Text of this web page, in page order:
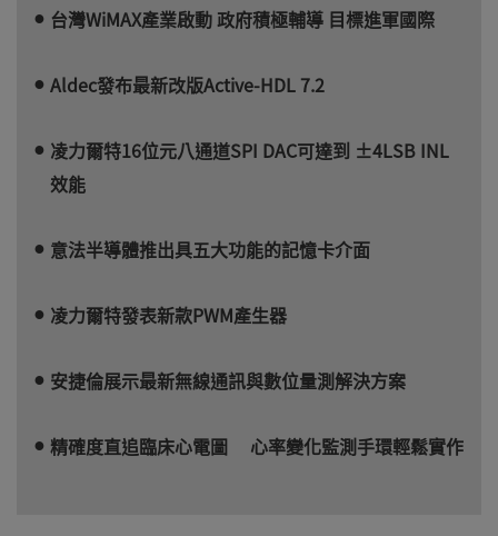
台灣WiMAX產業啟動 政府積極輔導 目標進軍國際
Aldec發布最新改版Active-HDL 7.2
凌力爾特16位元八通道SPI DAC可達到 ±4LSB INL
效能
意法半導體推出具五大功能的記憶卡介面
凌力爾特發表新款PWM產生器
安捷倫展示最新無線通訊與數位量測解決方案
精確度直追臨床心電圖 心率變化監測手環輕鬆實作